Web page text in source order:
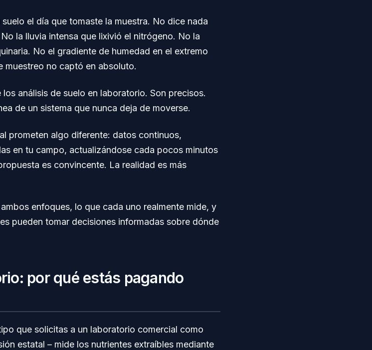
el día que tomaste la muestra. No dice nada
la lluvia intensa que lixivió el nitrógeno. No la
No el gradiente de humedad en el extremo
muestreo no captó en absoluto.
análisis de suelo en laboratorio. Son precisos.
de un sistema que nunca deja de moverse.
prometen algo diferente: datos continuos,
en tu campo, actualizándose cada pocos minutos
es convincente. La realidad es más
enfoques, lo que cada uno realmente mide, y
pueden tomar decisiones informadas sobre dónde
por qué estás pagando
que solicitas a un laboratorio comercial como
estatal – mide los nutrientes extraíbles mediante